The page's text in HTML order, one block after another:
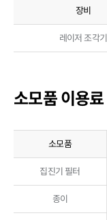
장비
레이저 조각기
소모품 이용료
소모품
집진기 필터
종이